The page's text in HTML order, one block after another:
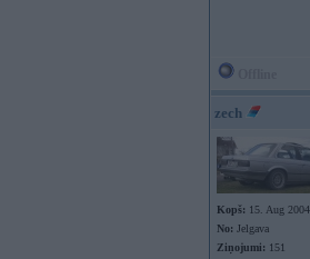
zech
Kopš: 15. Aug 2004
No: Jelgava
Ziņojumi: 151